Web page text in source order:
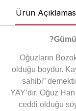
Ürün
?
Oğuzların
olduğu boydur.
sahibi”
YAY’dır. Oğuz
ceddi olduğu